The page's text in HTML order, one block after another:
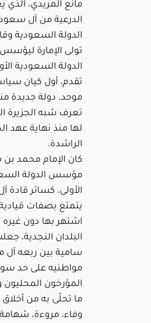
مانع المريدي، الذي
الدرعية من آل
الدولة السعودية
تولى الإمارة ليؤسس
الدولة السعودية
تقدم، أول كيان
موحد، دولة جديدة
تعرف شبه الجزيرة
لها منذ نهاية عهد
الراشدة.
كان الإمام محمد
مؤسس الدولة
الأولى، كسائر قادة
يتمتع بصفات
اشتهر بها دون غيره
البلدان النجدية،
سامية بين ربعه آل
مواطنيه على حد
المؤرخون
ما تحلّى به من
وفاء، مروءة،